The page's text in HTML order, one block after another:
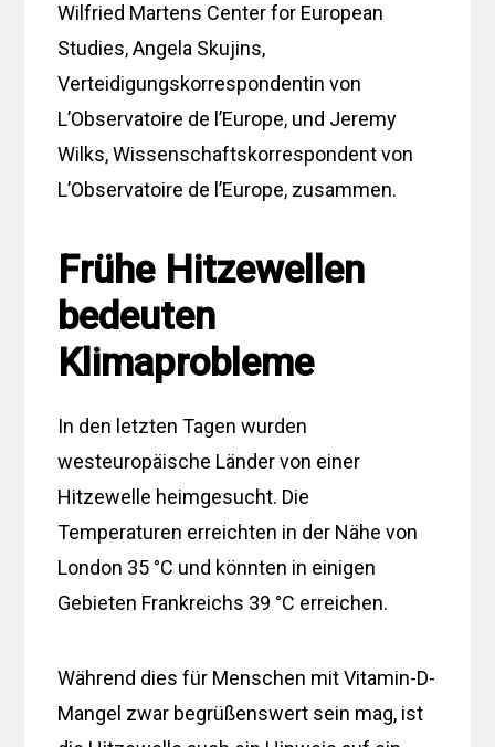
Wilfried Martens Center for European
Studies, Angela Skujins,
Verteidigungskorrespondentin von
L’Observatoire de l’Europe, und Jeremy
Wilks, Wissenschaftskorrespondent von
L’Observatoire de l’Europe, zusammen.
Frühe Hitzewellen
bedeuten
Klimaprobleme
In den letzten Tagen wurden
westeuropäische Länder von einer
Hitzewelle heimgesucht. Die
Temperaturen erreichten in der Nähe von
London 35 °C und könnten in einigen
Gebieten Frankreichs 39 °C erreichen.
Während dies für Menschen mit Vitamin-D-
Mangel zwar begrüßenswert sein mag, ist